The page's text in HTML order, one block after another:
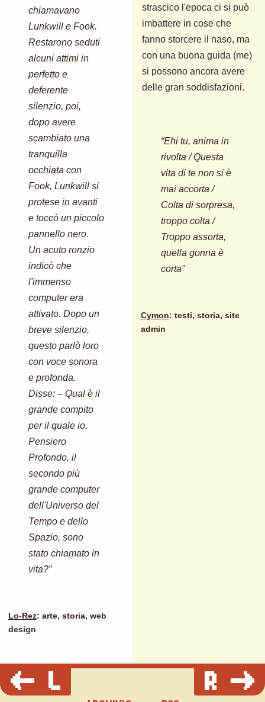
chiamavano
Lunkwill e Fook.
Restarono seduti
alcuni attimi in
perfetto e
deferente
silenzio, poi,
dopo avere
scambiato una
tranquilla
occhiata con
Fook, Lunkwill si
protese in avanti
e toccò un piccolo
pannello nero.
Un acuto ronzio
indicò che
l'immenso
computer era
attivato. Dopo un
breve silenzio,
questo parlò loro
con voce sonora
e profonda.
Disse: – Qual è il
grande compito
per il quale io,
Pensiero
Profondo, il
secondo più
grande computer
dell'Universo del
Tempo e dello
Spazio, sono
stato chiamato in
vita?”
Lo-Rez: arte, storia, web
design
strascico l'epoca ci si può
imbattere in cose che
fanno storcere il naso, ma
con una buona guida (me)
si possono ancora avere
delle gran soddisfazioni.
“Ehi tu, anima in
rivolta / Questa
vita di te non si è
mai accorta /
Colta di sorpresa,
troppo colta /
Troppo assorta,
quella gonna è
corta”
Cymon: testi, storia, site
admin